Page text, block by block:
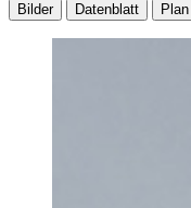
Bilder Datenblatt Plan